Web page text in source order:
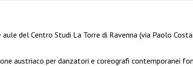
del Centro Studi La Torre di Ravenna (via Paolo
austriaco per danzatori e coreografi contemporanei